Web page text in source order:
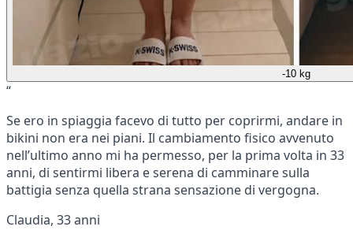
-10 kg
“
Se ero in spiaggia facevo di tutto per coprirmi, andare in
bikini non era nei piani. Il cambiamento fisico avvenuto
nell’ultimo anno mi ha permesso, per la prima volta in 33
anni, di sentirmi libera e serena di camminare sulla
battigia senza quella strana sensazione di vergogna.
Claudia, 33 anni